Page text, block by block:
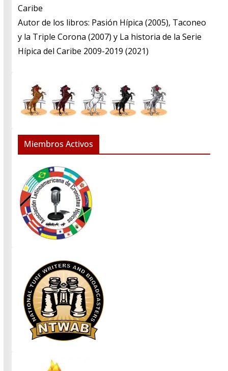
Caribe
​Autor de los libros: Pasión Hípica (2005), Taconeo
y la Triple Corona (2007) y La historia de la Serie
Hípica del Caribe 2009-2019 (2021)
Miembros Activos